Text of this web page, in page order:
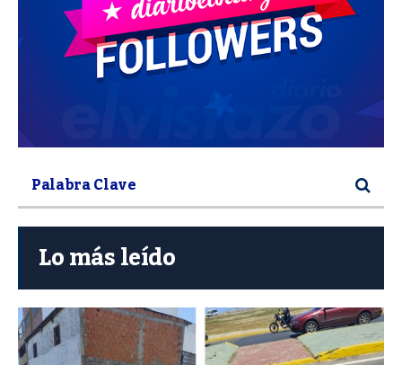
Lo más leído